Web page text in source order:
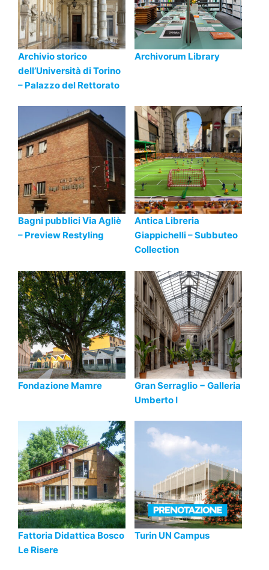
Archivio storico
dell’Università di Torino
– Palazzo del Rettorato
Archivorum Library
Bagni pubblici Via Agliè
– Preview Restyling
Antica Libreria
Giappichelli – Subbuteo
Collection
Fondazione Mamre
Gran Serraglio − Galleria
Umberto I
Fattoria Didattica Bosco
Le Risere
Turin UN Campus